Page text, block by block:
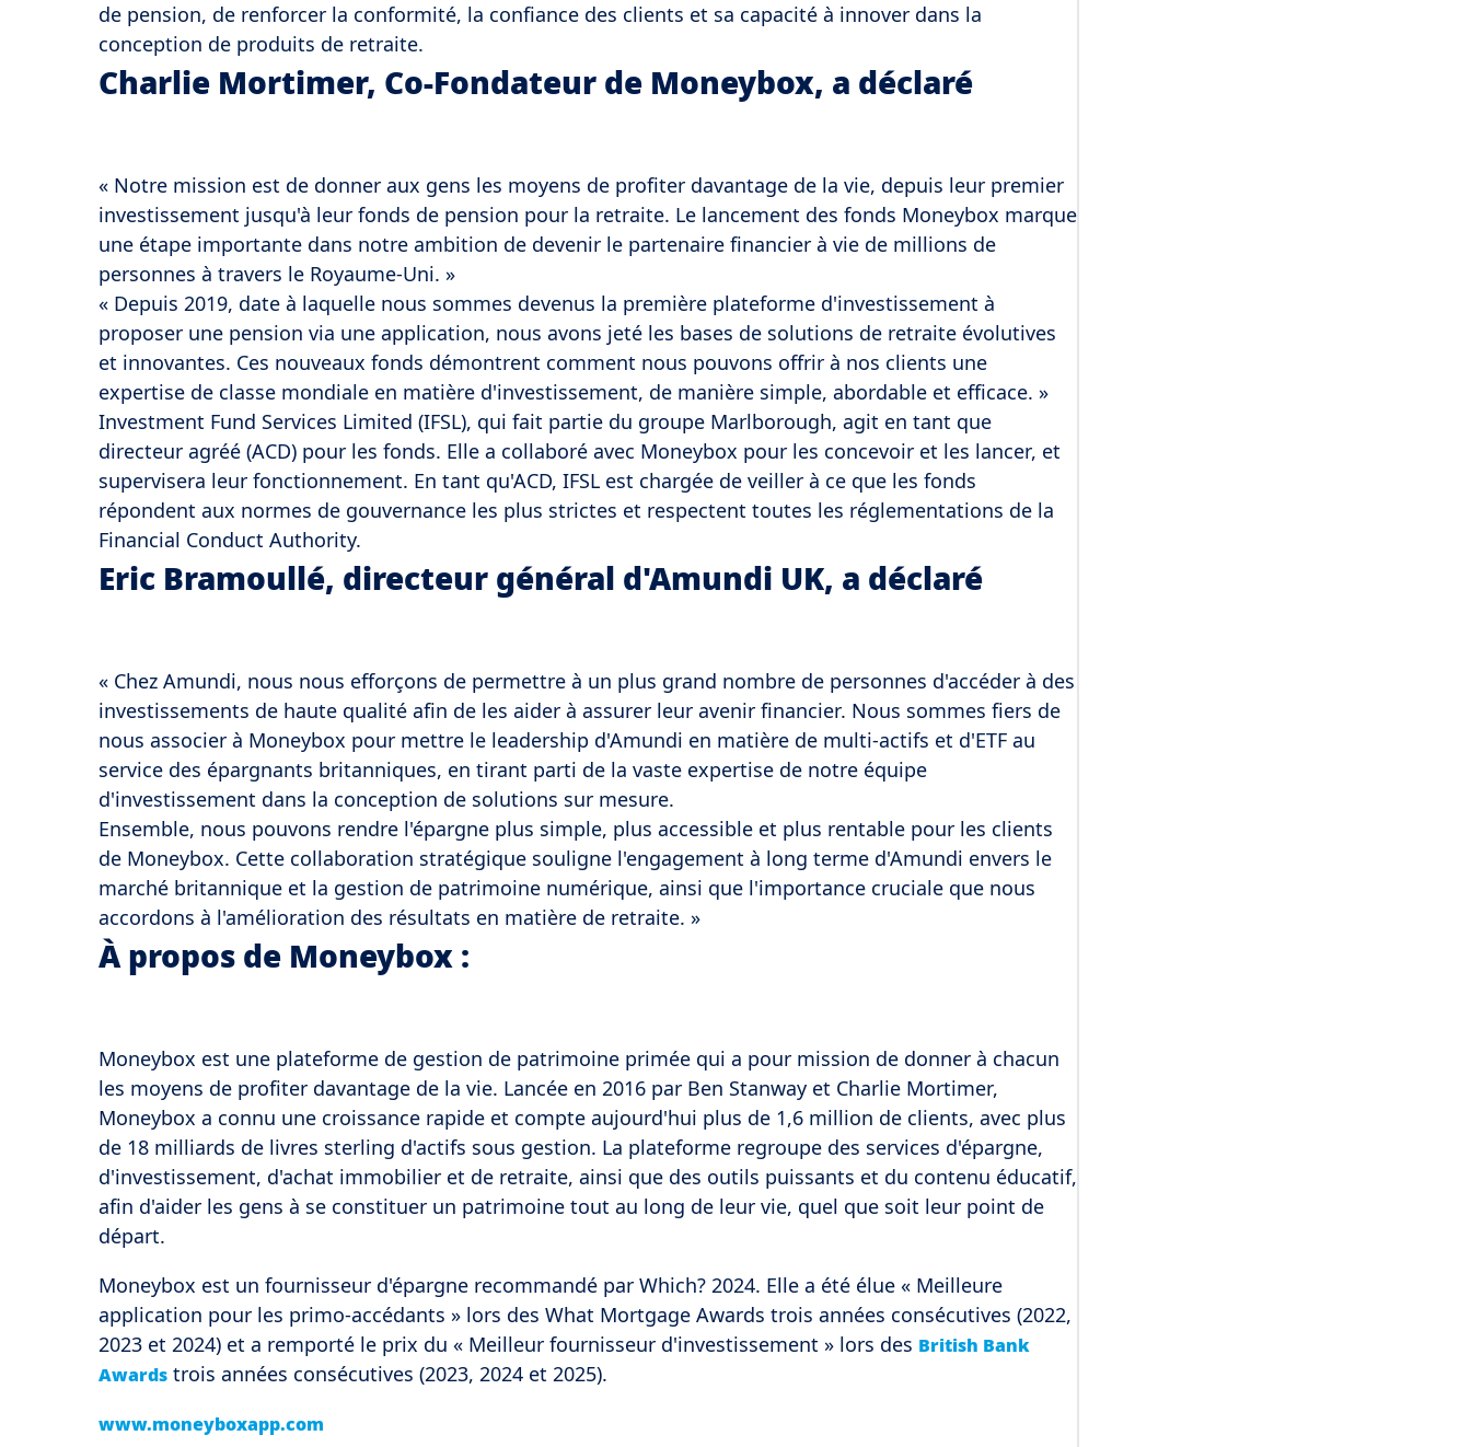
de pension, de renforcer la conformité, la confiance des clients et sa capacité à innover dans la
conception de produits de retraite.
Charlie Mortimer, Co-Fondateur de Moneybox, a déclaré
« Notre mission est de donner aux gens les moyens de profiter davantage de la vie, depuis leur premier
investissement jusqu'à leur fonds de pension pour la retraite. Le lancement des fonds Moneybox marque
une étape importante dans notre ambition de devenir le partenaire financier à vie de millions de
personnes à travers le Royaume-Uni. »
« Depuis 2019, date à laquelle nous sommes devenus la première plateforme d'investissement à
proposer une pension via une application, nous avons jeté les bases de solutions de retraite évolutives
et innovantes. Ces nouveaux fonds démontrent comment nous pouvons offrir à nos clients une
expertise de classe mondiale en matière d'investissement, de manière simple, abordable et efficace. »
Investment Fund Services Limited (IFSL), qui fait partie du groupe Marlborough, agit en tant que
directeur agréé (ACD) pour les fonds. Elle a collaboré avec Moneybox pour les concevoir et les lancer, et
supervisera leur fonctionnement. En tant qu'ACD, IFSL est chargée de veiller à ce que les fonds
répondent aux normes de gouvernance les plus strictes et respectent toutes les réglementations de la
Financial Conduct Authority.
Eric Bramoullé, directeur général d'Amundi UK, a déclaré
« Chez Amundi, nous nous efforçons de permettre à un plus grand nombre de personnes d'accéder à des
investissements de haute qualité afin de les aider à assurer leur avenir financier. Nous sommes fiers de
nous associer à Moneybox pour mettre le leadership d'Amundi en matière de multi-actifs et d'ETF au
service des épargnants britanniques, en tirant parti de la vaste expertise de notre équipe
d'investissement dans la conception de solutions sur mesure.
Ensemble, nous pouvons rendre l'épargne plus simple, plus accessible et plus rentable pour les clients
de Moneybox. Cette collaboration stratégique souligne l'engagement à long terme d'Amundi envers le
marché britannique et la gestion de patrimoine numérique, ainsi que l'importance cruciale que nous
accordons à l'amélioration des résultats en matière de retraite. »
À propos de Moneybox :
Moneybox est une plateforme de gestion de patrimoine primée qui a pour mission de donner à chacun
les moyens de profiter davantage de la vie. Lancée en 2016 par Ben Stanway et Charlie Mortimer,
Moneybox a connu une croissance rapide et compte aujourd'hui plus de 1,6 million de clients, avec plus
de 18 milliards de livres sterling d'actifs sous gestion. La plateforme regroupe des services d'épargne,
d'investissement, d'achat immobilier et de retraite, ainsi que des outils puissants et du contenu éducatif,
afin d'aider les gens à se constituer un patrimoine tout au long de leur vie, quel que soit leur point de
départ.
Moneybox est un fournisseur d'épargne recommandé par Which? 2024. Elle a été élue « Meilleure
application pour les primo-accédants » lors des What Mortgage Awards trois années consécutives (2022,
2023 et 2024) et a remporté le prix du « Meilleur fournisseur d'investissement » lors des British Bank
Awards trois années consécutives (2023, 2024 et 2025).
www.moneyboxapp.com